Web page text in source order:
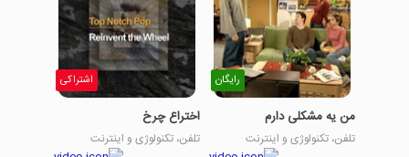
رایگان
من یه مشکلی دارم
تلفن، تکنولوژی و اینترنت
اشتراکی
اختراع چرخ
تلفن، تکنولوژی و اینترنت